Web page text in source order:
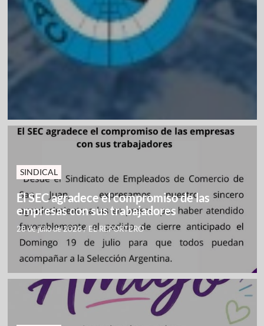
SINDICAL
El SEC agradece el compromiso de las
empresas con sus trabajadores
28 de julio de 2026/ EL REPORTERO